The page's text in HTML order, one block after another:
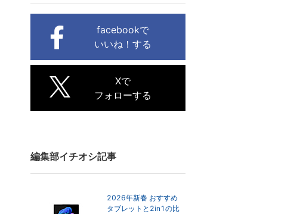
facebookで
いいね！する
Xで
フォローする
編集部イチオシ記事
2026年新春 おすすめ
タブレットと2in1の比